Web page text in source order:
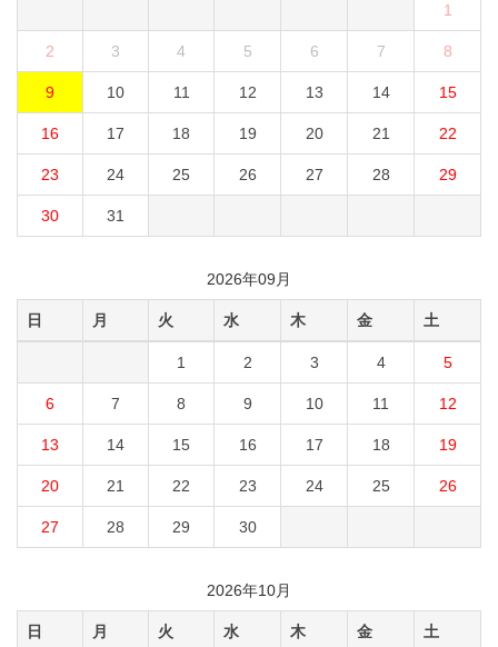
1
2 3 4 5 6 7 8
9 10 11 12 13 14 15
16 17 18 19 20 21 22
23 24 25 26 27 28 29
30 31
2026年09月
日 月 火 水 木 金 土
1 2 3 4 5
6 7 8 9 10 11 12
13 14 15 16 17 18 19
20 21 22 23 24 25 26
27 28 29 30
2026年10月
日 月 火 水 木 金 土